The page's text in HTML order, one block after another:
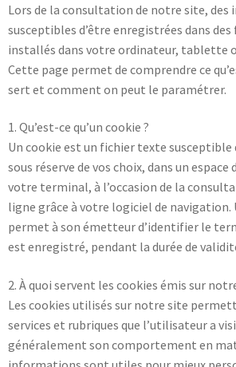
Lors de la consultation de notre site,
susceptibles d’être enregistrées dans des
installés dans votre ordinateur, tablette
Cette page permet de comprendre ce
sert et comment on peut le paramétrer.
1. Qu’est-ce qu’un cookie ?
Un cookie est un fichier texte susceptible
sous réserve de vos choix, dans un espace
votre terminal, à l’occasion de la
ligne grâce à votre logiciel de navigation.
permet à son émetteur d’identifier le
est enregistré, pendant la durée de
2. À quoi servent les cookies émis sur
Les cookies utilisés sur notre site
services et rubriques que l’utilisateur a
généralement son comportement en